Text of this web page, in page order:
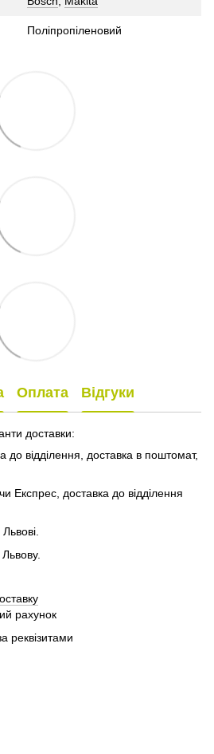
Поліпропіленовий
Оплата Відгуки
доставки:
до відділення, доставка в поштомат,
Експрес, доставка до відділення
рахунок
реквізитами